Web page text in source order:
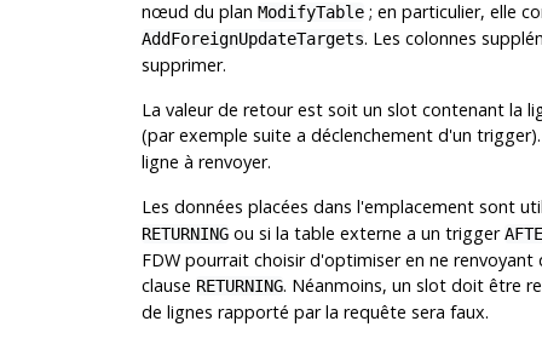
nœud du plan ModifyTable; en particulier, elle
AddForeignUpdateTargets. Les colonnes
supprimer.
La valeur de retour est soit un slot contenant la
(par exemple suite a déclenchement d'un
ligne à renvoyer.
Les données placées dans l'emplacement sont
RETURNINGou si la table externe a un trigger
FDW pourrait choisir d'optimiser en ne
clause RETURNING. Néanmoins, un slot doit être
de lignes rapporté par la requête sera faux.